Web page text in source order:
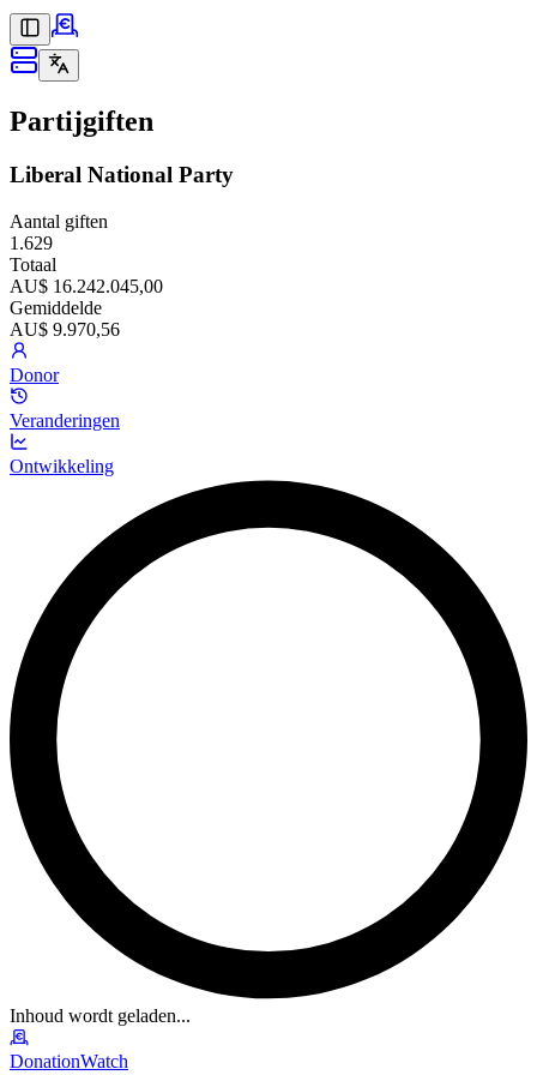
Partijgiften
Liberal National Party
Aantal giften
1.629
Totaal
AU$ 16.242.045,00
Gemiddelde
AU$ 9.970,56
Donor
Veranderingen
Ontwikkeling
Inhoud wordt geladen...
DonationWatch